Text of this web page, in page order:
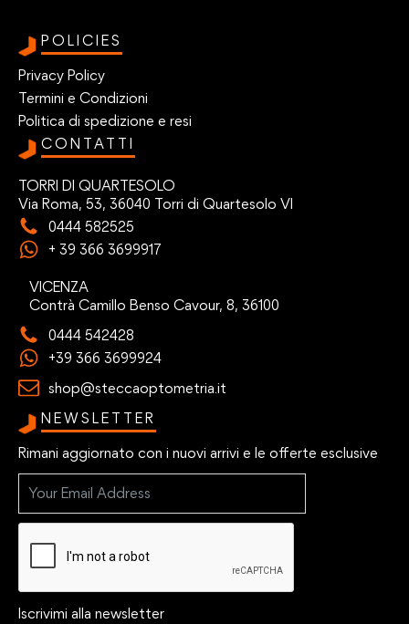
POLICIES
Privacy Policy
Termini e Condizioni
Politica di spedizione e resi
CONTATTI
TORRI DI QUARTESOLO
Via Roma, 53, 36040 Torri di Quartesolo VI
0444 582525
+ 39 366 3699917
VICENZA
Contrà Camillo Benso Cavour, 8, 36100
0444 542428
+39 366 3699924
shop@steccaoptometria.it
NEWSLETTER
Rimani aggiornato con i nuovi arrivi e le offerte esclusive
Iscrivimi alla newsletter